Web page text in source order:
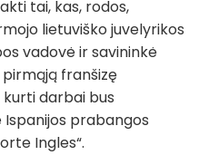
tai, kas, rodos,
lietuviško juvelyrikos
vadovė ir savininkė
franšizę
darbai bus
prabangos
Ingles“.